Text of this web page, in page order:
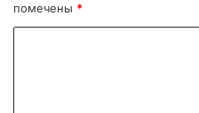
помечены *